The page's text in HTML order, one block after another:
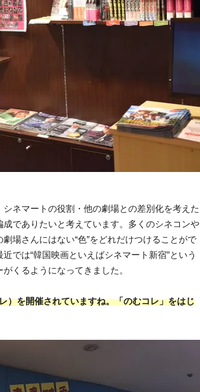
ネマートの役割・他の劇場との差別化を考えた
でありたいと考えています。多くのシネコンや
場さんにはない“色”をどれだけつけることがで
では“韓国映画といえばシネマート新宿”という
くるようになってきました。
）を開催されていますね。「のむコレ」をはじ